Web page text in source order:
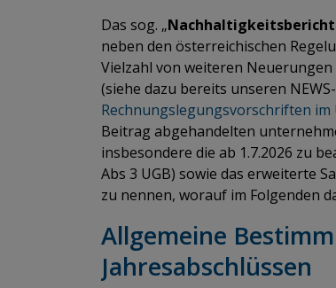
Das sog. „
neben den österreichischen
Vielzahl von weiteren Neuerungen
(siehe dazu bereits unseren
Rechnungslegungsvorschriften im
Beitrag abgehandelten
insbesondere die ab 1.7.2026 zu
Abs 3 UGB) sowie das erweiterte
zu nennen, worauf im Folgenden
Allgemeine
Jahresabschlüssen